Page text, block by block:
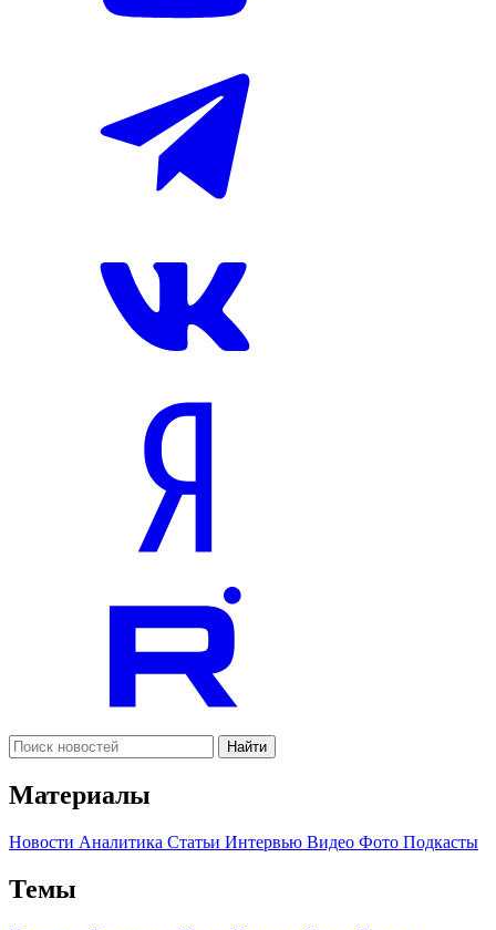
Найти
Материалы
Новости Аналитика Статьи Интервью Видео Фото Подкасты
Темы